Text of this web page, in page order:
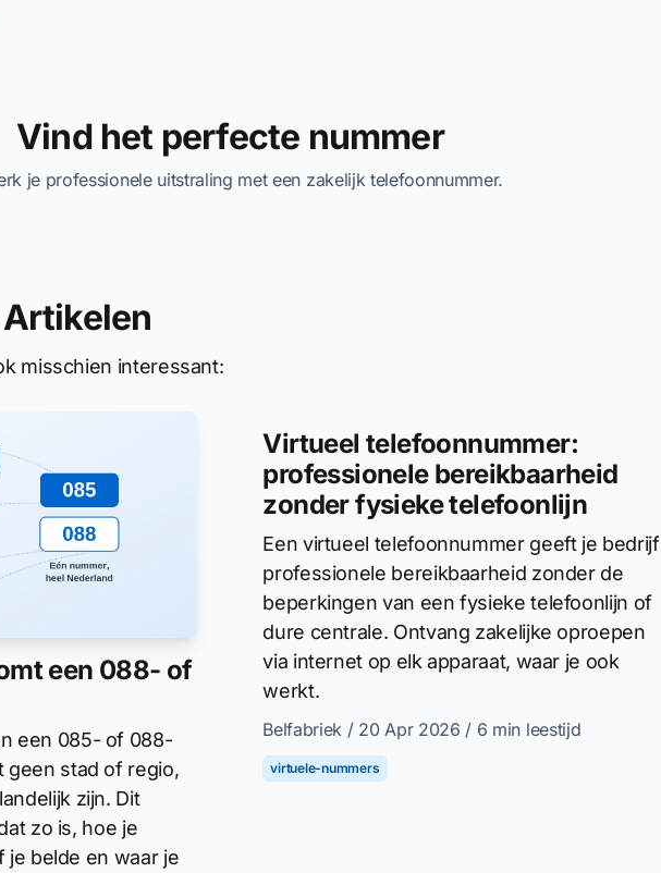
Vind het perfecte nummer
je professionele uitstraling met een zakelijk telefoonnummer.
misschien interessant:
een 088- of
een 085- of 088-
geen stad of regio,
zijn. Dit
zo is, hoe je
je belde en waar je
Virtueel telefoonnummer:
professionele bereikbaarheid
zonder fysieke telefoonlijn
Een virtueel telefoonnummer geeft je bedrijf
professionele bereikbaarheid zonder de
beperkingen van een fysieke telefoonlijn of
dure centrale. Ontvang zakelijke oproepen
via internet op elk apparaat, waar je ook
werkt.
Belfabriek / 20 Apr 2026 / 6 min leestijd
virtuele-nummers